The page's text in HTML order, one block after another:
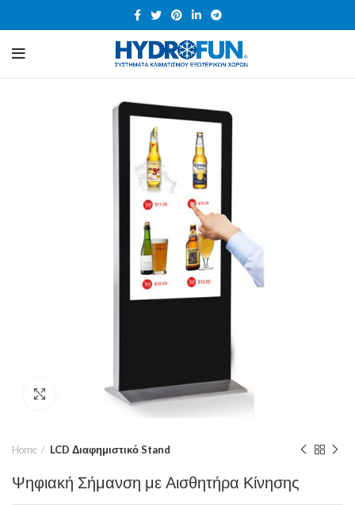
Click to enlarge
Home LCD Διαφημιστικό Stand
Ψηφιακή Σήμανση με Αισθητήρα Κίνησης